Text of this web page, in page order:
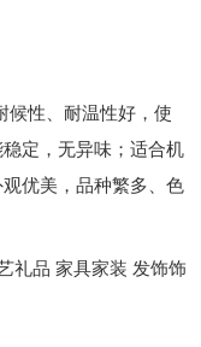
候性、耐温性好，使
定，无异味；适合机
优美，品种繁多、色
礼品 家具家装 发饰饰